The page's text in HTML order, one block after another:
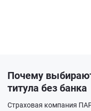
Почему
титула без банка
Страховая компания